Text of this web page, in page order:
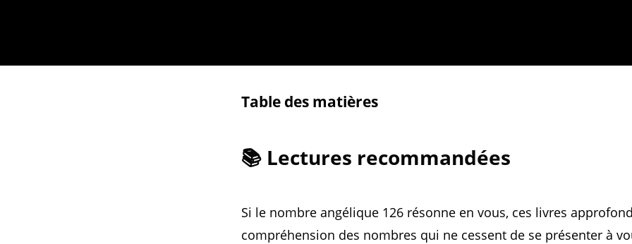
Table des matières
📚 Lectures recommandées
Si le nombre angélique 126 résonne en vous, ces livres
compréhension des nombres qui ne cessent de se présenter à